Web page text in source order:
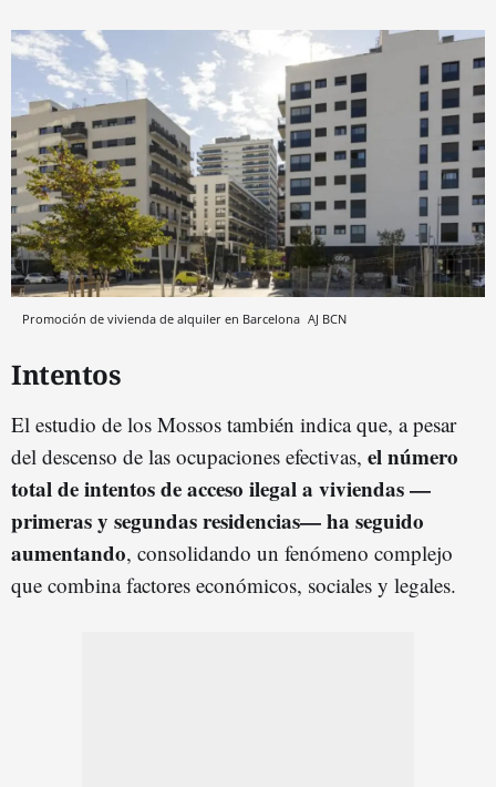
Promoción de vivienda de alquiler en Barcelona AJ BCN
Intentos
El estudio de los Mossos también indica que, a pesar
del descenso de las ocupaciones efectivas, el número
total de intentos de acceso ilegal a viviendas —
primeras y segundas residencias— ha seguido
aumentando, consolidando un fenómeno complejo
que combina factores económicos, sociales y legales.